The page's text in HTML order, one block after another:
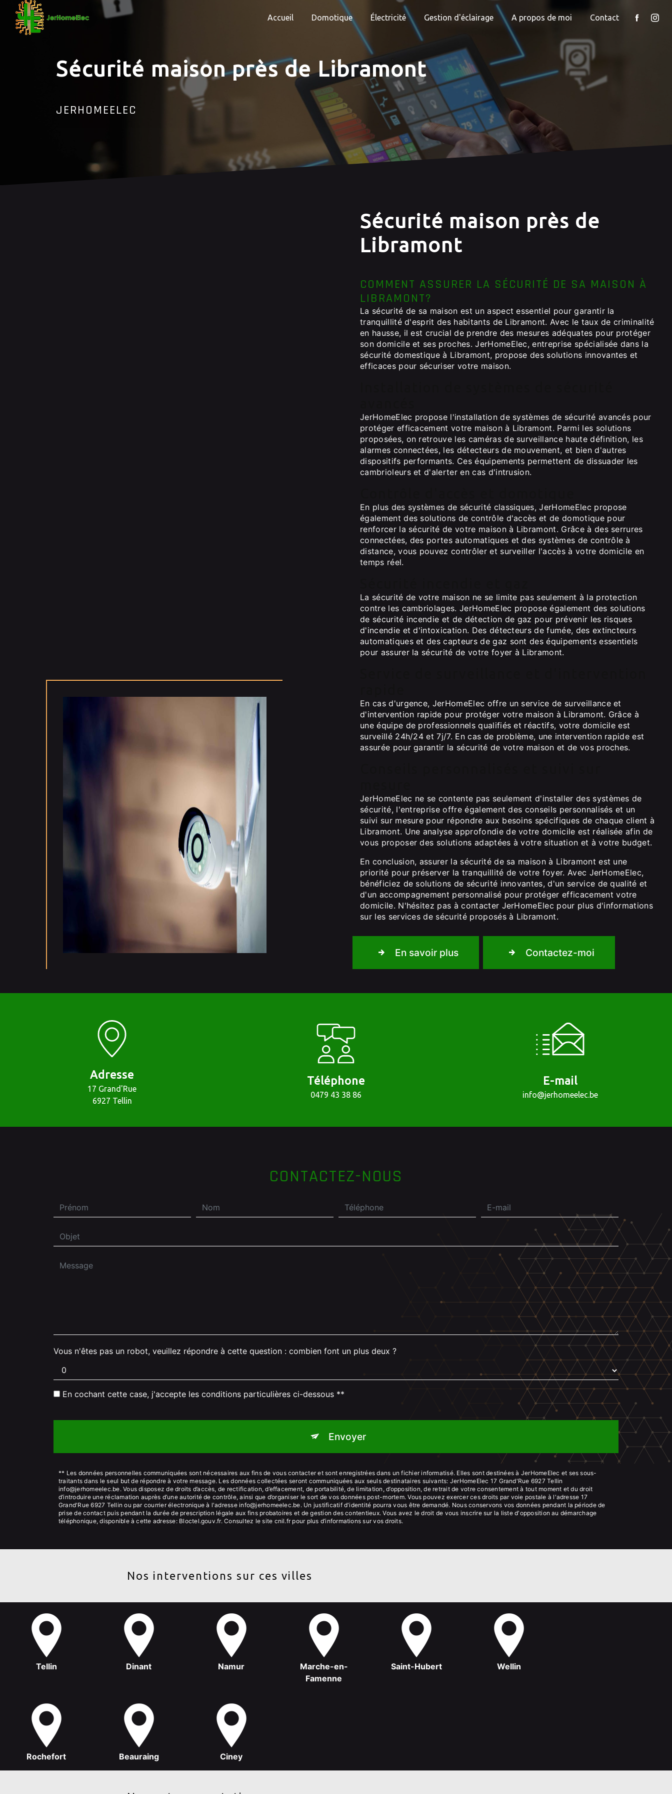
Accueil Domotique Électricité Gestion d'éclairage A propos de moi Contact
Sécurité maison près de Libramont
JERHOMEELEC
Sécurité maison près de
Libramont
COMMENT ASSURER LA SÉCURITÉ DE SA MAISON À
LIBRAMONT?
La sécurité de sa maison est un aspect essentiel pour garantir la
tranquillité d'esprit des habitants de Libramont. Avec le taux de criminalité
en hausse, il est crucial de prendre des mesures adéquates pour protéger
son domicile et ses proches. JerHomeElec, entreprise spécialisée dans la
sécurité domestique à Libramont, propose des solutions innovantes et
efficaces pour sécuriser votre maison.
JerHomeElec propose l'installation de systèmes de sécurité avancés pour
protéger efficacement votre maison à Libramont. Parmi les solutions
proposées, on retrouve les caméras de surveillance haute définition, les
alarmes connectées, les détecteurs de mouvement, et bien d'autres
dispositifs performants. Ces équipements permettent de dissuader les
cambrioleurs et d'alerter en cas d'intrusion.
En plus des systèmes de sécurité classiques, JerHomeElec propose
également des solutions de contrôle d'accès et de domotique pour
renforcer la sécurité de votre maison à Libramont. Grâce à des serrures
connectées, des portes automatiques et des systèmes de contrôle à
distance, vous pouvez contrôler et surveiller l'accès à votre domicile en
temps réel.
La sécurité de votre maison ne se limite pas seulement à la protection
contre les cambriolages. JerHomeElec propose également des solutions
de sécurité incendie et de détection de gaz pour prévenir les risques
d'incendie et d'intoxication. Des détecteurs de fumée, des extincteurs
automatiques et des capteurs de gaz sont des équipements essentiels
pour assurer la sécurité de votre foyer à Libramont.
En cas d'urgence, JerHomeElec offre un service de surveillance et
d'intervention rapide pour protéger votre maison à Libramont. Grâce à
une équipe de professionnels qualifiés et réactifs, votre domicile est
surveillé 24h/24 et 7j/7. En cas de problème, une intervention rapide est
assurée pour garantir la sécurité de votre maison et de vos proches.
JerHomeElec ne se contente pas seulement d'installer des systèmes de
sécurité, l'entreprise offre également des conseils personnalisés et un
suivi sur mesure pour répondre aux besoins spécifiques de chaque client à
Libramont. Une analyse approfondie de votre domicile est réalisée afin de
vous proposer des solutions adaptées à votre situation et à votre budget.
En conclusion, assurer la sécurité de sa maison à Libramont est une
priorité pour préserver la tranquillité de votre foyer. Avec JerHomeElec,
bénéficiez de solutions de sécurité innovantes, d'un service de qualité et
d'un accompagnement personnalisé pour protéger efficacement votre
domicile. N'hésitez pas à contacter JerHomeElec pour plus d'informations
sur les services de sécurité proposés à Libramont.
En savoir plus Contactez-moi
Adresse
17 Grand'Rue
6927 Tellin
Téléphone
0479 43 38 86
E-mail
info@jerhomeelec.be
CONTACTEZ-NOUS
Vous n'êtes pas un robot, veuillez répondre à cette question : combien font un plus deux ?
En cochant cette case, j'accepte les conditions particulières ci-dessous **
Envoyer
** Les données personnelles communiquées sont nécessaires aux fins de vous contacter et sont enregistrées dans un fichier informatisé. Elles sont destinées à JerHomeElec et ses sous-
traitants dans le seul but de répondre à votre message. Les données collectées seront communiquées aux seuls destinataires suivants: JerHomeElec 17 Grand'Rue 6927 Tellin
info@jerhomeelec.be. Vous disposez de droits d’accès, de rectification, d’effacement, de portabilité, de limitation, d’opposition, de retrait de votre consentement à tout moment et du droit
d’introduire une réclamation auprès d’une autorité de contrôle, ainsi que d’organiser le sort de vos données post-mortem. Vous pouvez exercer ces droits par voie postale à l'adresse 17
Grand'Rue 6927 Tellin ou par courrier électronique à l'adresse info@jerhomeelec.be. Un justificatif d'identité pourra vous être demandé. Nous conservons vos données pendant la période de
prise de contact puis pendant la durée de prescription légale aux fins probatoires et de gestion des contentieux. Vous avez le droit de vous inscrire sur la liste d'opposition au démarchage
téléphonique, disponible à cette adresse: Bloctel.gouv.fr. Consultez le site cnil.fr pour plus d’informations sur vos droits.
Nos interventions sur ces villes
Tellin Dinant Namur
Marche-en-
Famenne
Saint-Hubert Wellin
Rochefort Beauraing Ciney
Panneau de gestion des cookies